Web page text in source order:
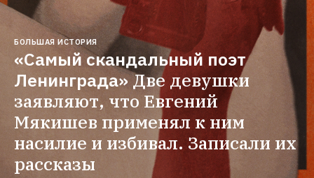
БОЛЬШАЯ ИСТОРИЯ
«Самый скандальный поэт
Ленинграда»Две девушки
заявляют, что Евгений
Мякишев применял к ним
насилие и избивал. Записали их
рассказы